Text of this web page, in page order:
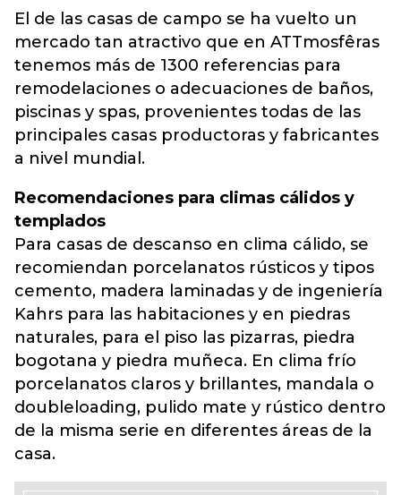
El de las casas de campo se ha vuelto un
mercado tan atractivo que en ATTmosfêras
tenemos más de 1300 referencias para
remodelaciones o adecuaciones de baños,
piscinas y spas, provenientes todas de las
principales casas productoras y fabricantes
a nivel mundial.
Recomendaciones para climas cálidos y
templados
Para casas de descanso en clima cálido, se
recomiendan porcelanatos rústicos y tipos
cemento, madera laminadas y de ingeniería
Kahrs para las habitaciones y en piedras
naturales, para el piso las pizarras, piedra
bogotana y piedra muñeca. En clima frío
porcelanatos claros y brillantes, mandala o
doubleloading, pulido mate y rústico dentro
de la misma serie en diferentes áreas de la
casa.